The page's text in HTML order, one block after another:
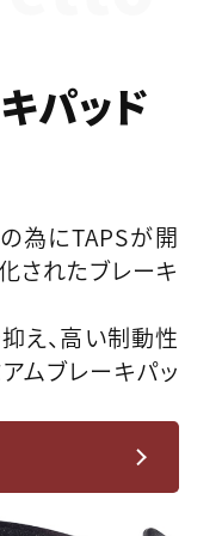
パッド
為にTAPSが開
されたブレーキ
え、高い制動性
ムブレーキパッ